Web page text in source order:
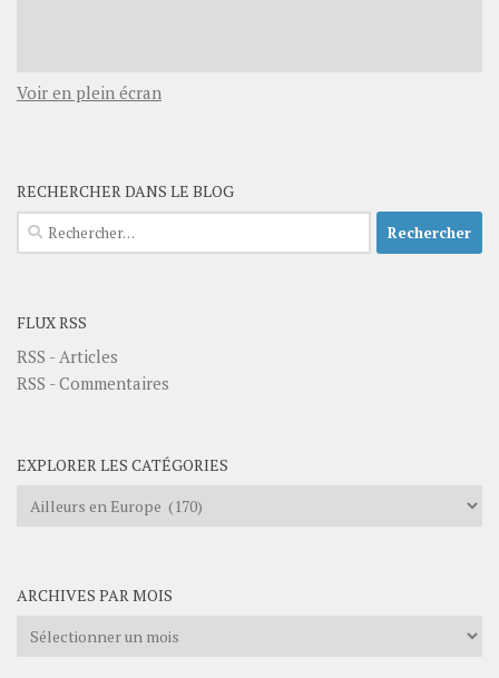
Voir en plein écran
RECHERCHER DANS LE BLOG
Rechercher :
FLUX RSS
RSS - Articles
RSS - Commentaires
EXPLORER LES CATÉGORIES
Explorer
ARCHIVES PAR MOIS
Archives